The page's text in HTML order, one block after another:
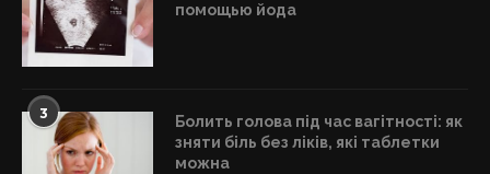
помощью йода
3
Болить голова під час вагітності: як
зняти біль без ліків, які таблетки
можна